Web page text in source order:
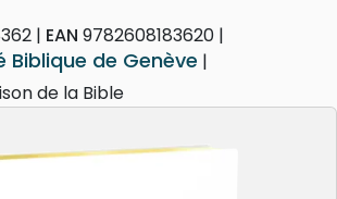
EAN 9782608183620
Biblique de Genève
de la Bible